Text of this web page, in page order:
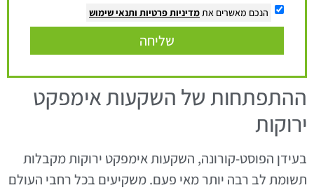
הנכם מאשרים את מדיניות פרטיות ותנאי שימוש
שליחה
ההתפתחות של השקעות אימפקט
ירוקות
בעידן הפוסט-קורונה, השקעות אימפקט ירוקות מקבלות
תשומת לב רבה יותר מאי פעם. משקיעים בכל רחבי העולם